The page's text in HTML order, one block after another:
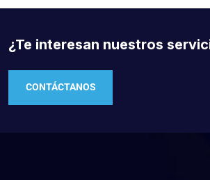
¿Te interesan nuestros
CONTÁCTANOS